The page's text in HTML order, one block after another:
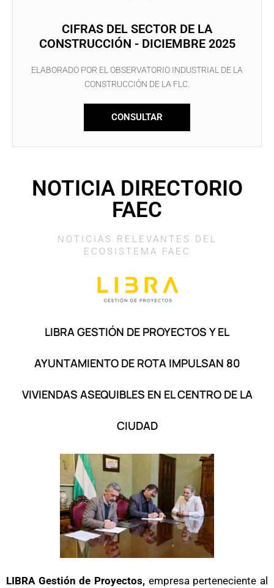
CIFRAS DEL SECTOR DE LA
CONSTRUCCIÓN - DICIEMBRE 2025
ELABORADO POR EL OBSERVATORIO INDUSTRIAL DE LA
CONSTRUCCIÓN DE LA FLC.
CONSULTAR
NOTICIA DIRECTORIO
FAEC
NOTICIAS RELEVANTES DEL
ECOSISTEMA FAEC
LIBRA GESTIÓN DE PROYECTOS Y EL
AYUNTAMIENTO DE ROTA IMPULSAN 80
VIVIENDAS ASEQUIBLES EN EL CENTRO DE LA
CIUDAD
LIBRA Gestión de Proyectos, empresa perteneciente al